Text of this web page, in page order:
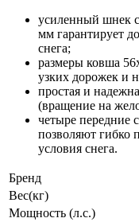
усиленный шнек
мм гарантирует
снега;
размеры ковша
узких дорожек и
простая и
(вращение на
четыре передние
позволяют гибко
условия снега.
Бренд
Вес(кг)
Мощность (л.с.)